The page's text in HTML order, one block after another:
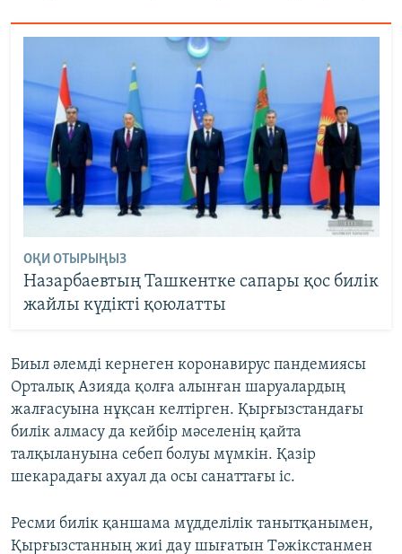
ОҚИ ОТЫРЫҢЫЗ
Назарбаевтың Ташкентке сапары қос билік
жайлы күдікті қоюлатты
Биыл әлемді кернеген коронавирус пандемиясы
Орталық Азияда қолға алынған шаруалардың
жалғасуына нұқсан келтірген. Қырғызстандағы
билік алмасу да кейбір мәселенің қайта
талқылануына себеп болуы мүмкін. Қазір
шекарадағы ахуал да осы санаттағы іс.
Ресми билік қаншама мүдделілік танытқанымен,
Қырғызстанның жиі дау шығатын Тәжікстанмен